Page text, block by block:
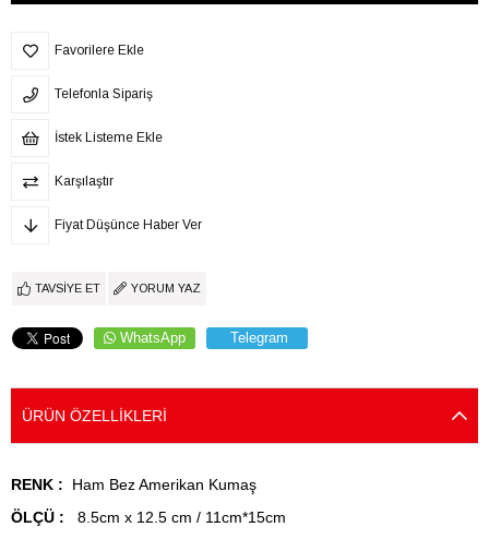
Favorilere Ekle
Telefonla Sipariş
İstek Listeme Ekle
Karşılaştır
Fiyat Düşünce Haber Ver
TAVSIYE ET YORUM YAZ
WhatsApp Telegram
ÜRÜN ÖZELLIKLERI
RENK : Ham Bez Amerikan Kumaş
ÖLÇÜ : 8.5cm x 12.5 cm / 11cm*15cm